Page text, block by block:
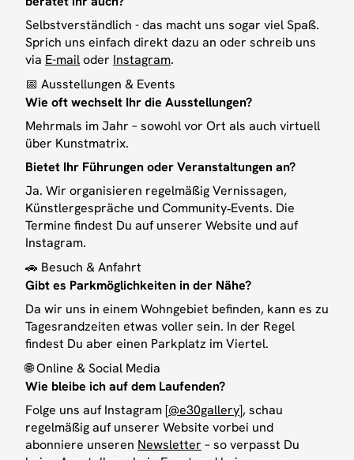
Selbstverständlich - das macht uns sogar viel Spaß.
Sprich uns einfach direkt dazu an oder schreib uns
via E-mailoder Instagram.
📅 Ausstellungen & Events
Wie oft wechselt Ihr die Ausstellungen?
Mehrmals im Jahr – sowohl vor Ort als auch virtuell
über Kunstmatrix.
Bietet Ihr Führungen oder Veranstaltungen an?
Ja. Wir organisieren regelmäßig Vernissagen,
Künstlergespräche und Community‑Events. Die
Termine findest Du auf unserer Website und auf
Instagram.
🚗 Besuch & Anfahrt
Gibt es Parkmöglichkeiten in der Nähe?
Da wir uns in einem Wohngebiet befinden, kann es zu
Tagesrandzeiten etwas voller sein. In der Regel
findest Du aber einen Parkplatz im Viertel.
🌐 Online & Social Media
Wie bleibe ich auf dem Laufenden?
Folge uns auf Instagram [@e30gallery], schau
regelmäßig auf unserer Website vorbei und
abonniere unseren Newsletter – so verpasst Du
Presse
INSTAGRAM
Instagram
LinkedIn
KONTAKT